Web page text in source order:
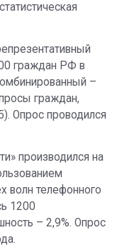
граждан РФ в
–
граждан,
Опрос проводился
производился на
волн телефонного
1200
– 2,9%. Опрос